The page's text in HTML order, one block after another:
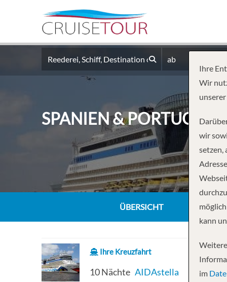
ab
SPANIEN & PORTUGAL
ÜBERSICHT
Ihre Kreuzfahrt
10 Nächte AIDAstella
Ihre
Wir
wir
setzen,
kann
im